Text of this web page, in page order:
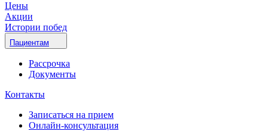
Цены
Акции
Истории побед
Пациентам
Рассрочка
Документы
Контакты
Записаться на прием
Онлайн-консультация